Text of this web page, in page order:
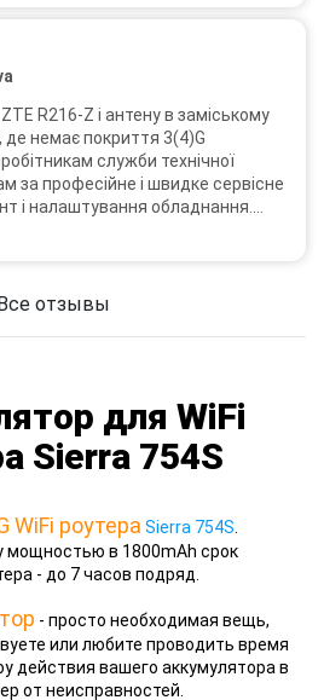
R216-Z і антену в заміському
де немає покриття 3(4)G
служби технічної
і швидке сервісне
і налаштування обладнання.
я не шкодую про прийняте
в компанії 3G star
Все отзывы
для WiFi
Sierra 754S
WiFi роутера Sierra 754S.
мощностью в 1800mAh срок
- до 7 часов подряд.
- просто необходимая вещь,
или любите проводить время
действия вашего аккумулятора в
от неисправностей.